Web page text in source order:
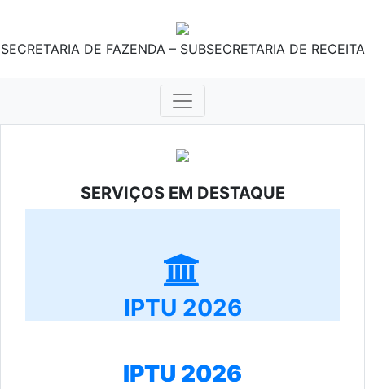
SECRETARIA DE FAZENDA – SUBSECRETARIA DE RECEITA
SERVIÇOS EM DESTAQUE
IPTU 2026
IPTU 2026